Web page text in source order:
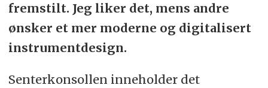
fremstilt. Jeg liker det, mens andre
ønsker et mer moderne og digitalisert
instrumentdesign.
Senterkonsollen inneholder det